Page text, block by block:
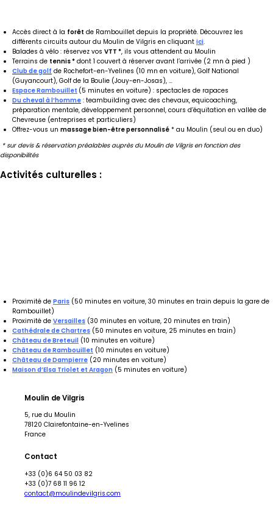
Accès direct à la forêt de Rambouillet depuis la propriété. Découvrez les
différents circuits autour du Moulin de Vilgris en cliquant ici.
Balades à vélo : réservez vos VTT *, ils vous attendent au Moulin
Terrains de tennis * dont 1 couvert à réserver avant l’arrivée (2 mn à pied )
Club de golf de Rochefort-en-Yvelines (10 mn en voiture), Golf National
(Guyancourt), Golf de la Boulie (Jouy-en-Josas), …
Espace Rambouillet (5 minutes en voiture) : spectacles de rapaces
Du cheval à l’homme : teambuilding avec des chevaux, equicoaching,
préparation mentale, développement personnel, cours d’équitation en vallée de
Chevreuse (entreprises et particuliers)
Offrez-vous un massage bien-être personnalisé * au Moulin (seul ou en duo)
* sur devis & réservation préalables auprès du Moulin de Vilgris en fonction des
disponibilités
Activités culturelles :
Proximité de Paris (50 minutes en voiture, 30 minutes en train depuis la gare de
Rambouillet)
Proximité de Versailles (30 minutes en voiture, 20 minutes en train)
Cathédrale de Chartres (50 minutes en voiture, 25 minutes en train)
Château de Breteuil (10 minutes en voiture)
Château de Rambouillet (10 minutes en voiture)
Château de Dampierre (20 minutes en voiture)
Maison d’Elsa Triolet et Aragon (5 minutes en voiture)
Moulin de Vilgris
5, rue du Moulin
78120 Clairefontaine-en-Yvelines
France
Contact
+33 (0)6 64 50 03 82
+33 (0)7 68 11 96 12
contact@moulindevilgris.com